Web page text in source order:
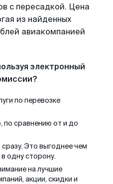
с пересадкой. Цена
из найденных
авиакомпанией
электронный
по перевозке
по сравнению от и до
Это выгоднее чем
одну сторону.
на лучшие
акции, скидки и